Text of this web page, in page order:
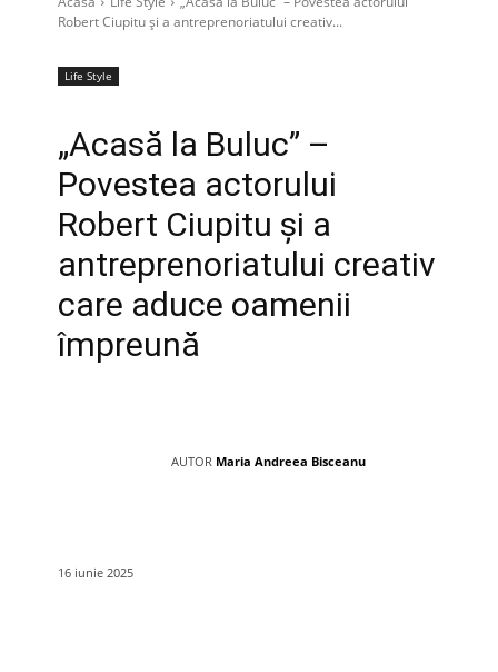
Robert Ciupitu și a antreprenoriatului creativ...
Life Style
„Acasă la Buluc” –
Povestea actorului
Robert Ciupitu și a
antreprenoriatului creativ
care aduce oamenii
împreună
AUTOR Maria Andreea Bisceanu
16 iunie 2025